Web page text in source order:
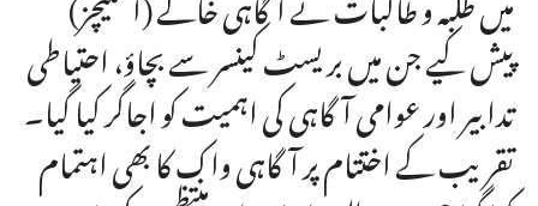
پیش کیے جن میں بریسٹ کینسر سے بچاؤ، احتیاطی
تدابیر اور عوامی آگاہی کی اہمیت کو اجاگر کیا گیا۔
تقریب کے اختتام پر آگاہی واک کا بھی اہتمام